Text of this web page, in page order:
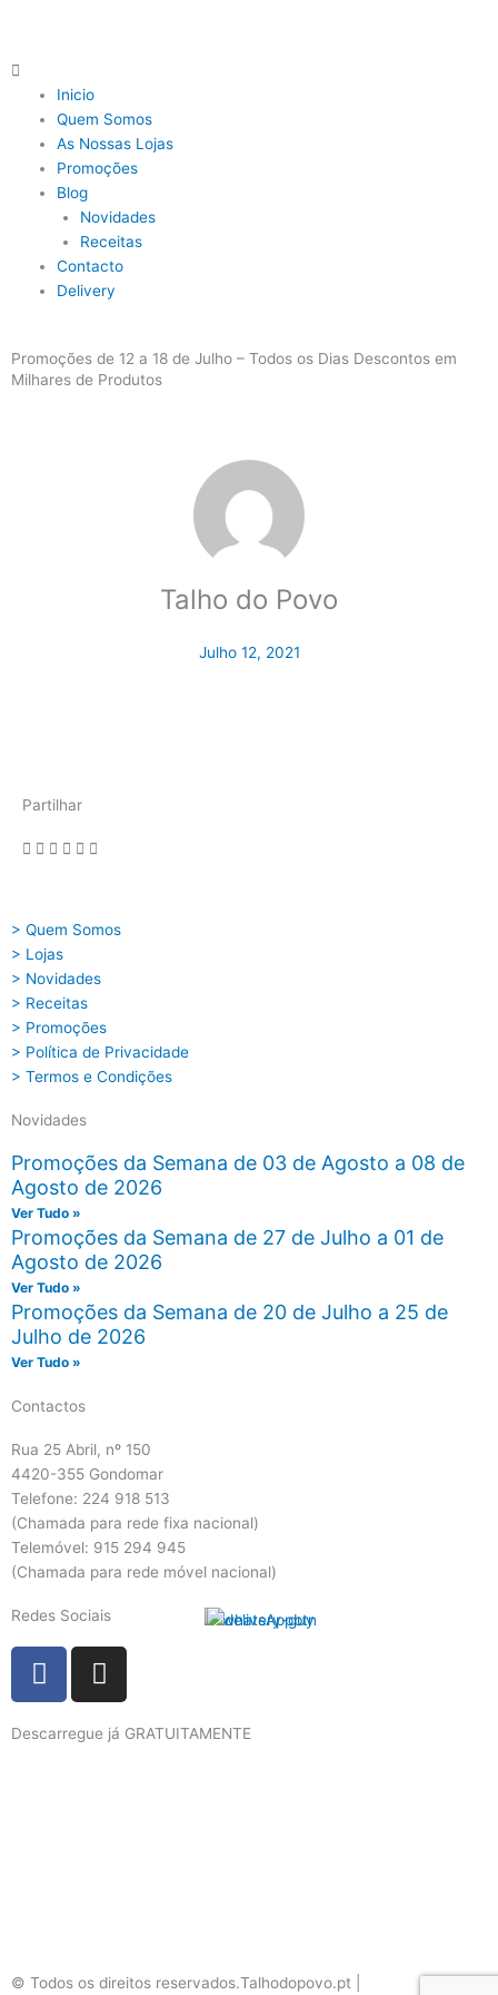
Main
Menu
Inicio
Quem Somos
As Nossas Lojas
Promoções
Blog
Novidades
Receitas
Contacto
Delivery
Promoções de 12 a 18 de Julho – Todos os Dias Descontos em
Milhares de Produtos
Talho do Povo
Julho 12, 2021
Partilhar
> Quem Somos
> Lojas
> Novidades
> Receitas
> Promoções
> Política de Privacidade
> Termos e Condições
Novidades
Promoções da Semana de 03 de Agosto a 08 de
Agosto de 2026
Ver Tudo »
Promoções da Semana de 27 de Julho a 01 de
Agosto de 2026
Ver Tudo »
Promoções da Semana de 20 de Julho a 25 de
Julho de 2026
Ver Tudo »
Contactos
Rua 25 Abril, nº 150
4420-355 Gondomar
Telefone: 224 918 513
(Chamada para rede fixa nacional)
Telemóvel: 915 294 945
(Chamada para rede móvel nacional)
Redes Sociais
F
a
e
I
n
t
Descarregue já GRATUITAMENTE
© Todos os direitos reservados.Talhodopovo.pt |